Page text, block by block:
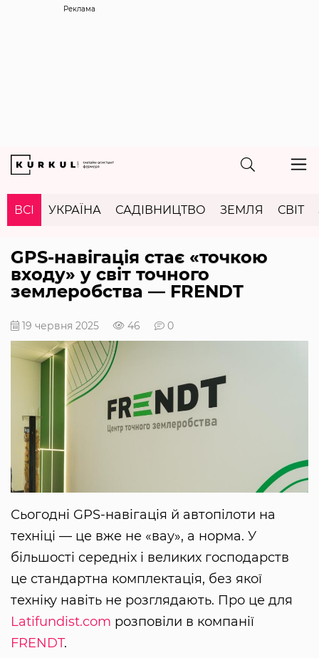
Реклама
ВСІ УКРАЇНА САДІВНИЦТВО ЗЕМЛЯ СВІТ
GPS-навігація стає «точкою
входу» у світ точного
землеробства — FRENDT
19 червня 2025 46 0
Сьогодні GPS-навігація й автопілоти на
техніці — це вже не «вау», а норма. У
більшості середніх і великих господарств
це стандартна комплектація, без якої
техніку навіть не розглядають. Про це для
Latifundist.com розповіли в компанії
FRENDT.